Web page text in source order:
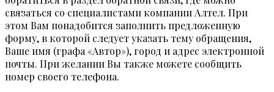
связаться со специалистами компании Алтел. При
этом Вам понадобится заполнить предложенную
форму, в которой следует указать тему обращения,
Ваше имя (графа «Автор»), город и адрес электронной
почты. При желании Вы также можете сообщить
номер своего телефона.